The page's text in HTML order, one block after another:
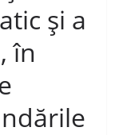
şi a
în